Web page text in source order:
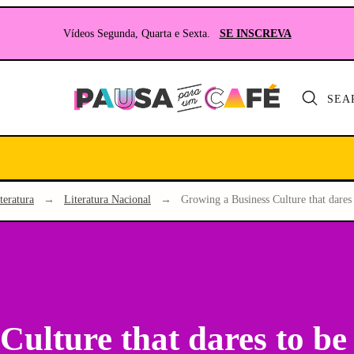
Vídeos Segunda, Quarta e Sexta. SE INSCREVA
Seu
e
RPG
→ Literatura Nacional → Growing a Business Culture that
that dares to be